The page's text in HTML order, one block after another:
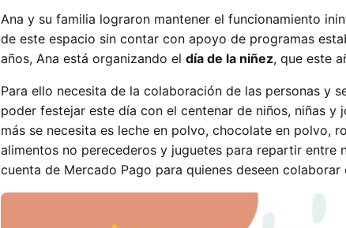
Ana y su familia lograron mantener el funcionamiento
de este espacio sin contar con apoyo de programas
años, Ana está organizando el día de la niñez, que este
Para ello necesita de la colaboración de las personas y
poder festejar este día con el centenar de niños, niñas y
más se necesita es leche en polvo, chocolate en polvo,
alimentos no perecederos y juguetes para repartir entre
cuenta de Mercado Pago para quienes deseen colaborar